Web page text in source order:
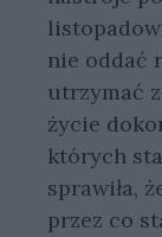
nie oddać
utrzymać
życie
których
sprawiła,
przez co